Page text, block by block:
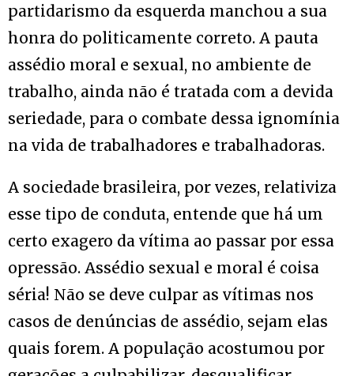
partidarismo da esquerda manchou a sua
honra do politicamente correto. A pauta
assédio moral e sexual, no ambiente de
trabalho, ainda não é tratada com a devida
seriedade, para o combate dessa ignomínia
na vida de trabalhadores e trabalhadoras.
A sociedade brasileira, por vezes, relativiza
esse tipo de conduta, entende que há um
certo exagero da vítima ao passar por essa
opressão. Assédio sexual e moral é coisa
séria! Não se deve culpar as vítimas nos
casos de denúncias de assédio, sejam elas
quais forem. A população acostumou por